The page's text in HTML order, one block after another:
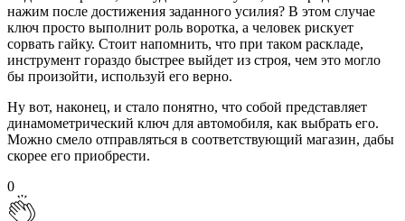
нажим после достижения заданного усилия? В этом случае
ключ просто выполнит роль воротка, а человек рискует
сорвать гайку. Стоит напомнить, что при таком раскладе,
инструмент гораздо быстрее выйдет из строя, чем это могло
бы произойти, используй его верно.
Ну вот, наконец, и стало понятно, что собой представляет
динамометрический ключ для автомобиля, как выбрать его.
Можно смело отправляться в соответствующий магазин, дабы
скорее его приобрести.
0